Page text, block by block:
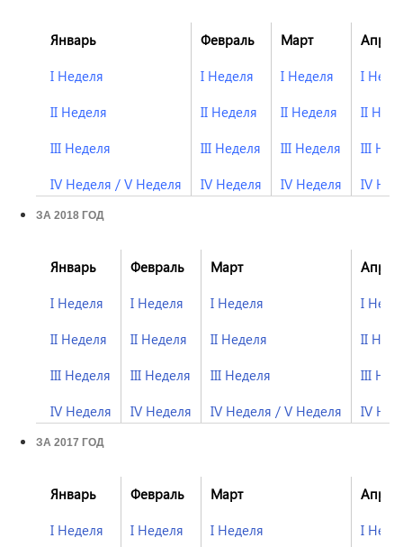
Январь
I Неделя
II Неделя
III Неделя
IV Неделя / V Неделя
Февраль
I Неделя
II Неделя
III Неделя
IV Неделя
Март
I Неделя
II Неделя
III Неделя
IV Неделя
I
II
III
IV
ЗА 2018 ГОД
Январь
I Неделя
II Неделя
III Неделя
IV Неделя
Февраль
I Неделя
II Неделя
III Неделя
IV Неделя
Март
I Неделя
II Неделя
III Неделя
IV Неделя / V Неделя
I
II
III
IV
ЗА 2017 ГОД
Январь
I Неделя
Февраль
I Неделя
Март
I Неделя
I